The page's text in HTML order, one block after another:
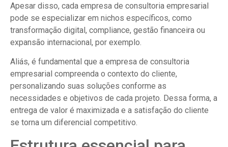
Apesar disso, cada empresa de consultoria empresarial
pode se especializar em nichos específicos, como
transformação digital, compliance, gestão financeira ou
expansão internacional, por exemplo.
Aliás, é fundamental que a empresa de consultoria
empresarial compreenda o contexto do cliente,
personalizando suas soluções conforme as
necessidades e objetivos de cada projeto. Dessa forma, a
entrega de valor é maximizada e a satisfação do cliente
se torna um diferencial competitivo.